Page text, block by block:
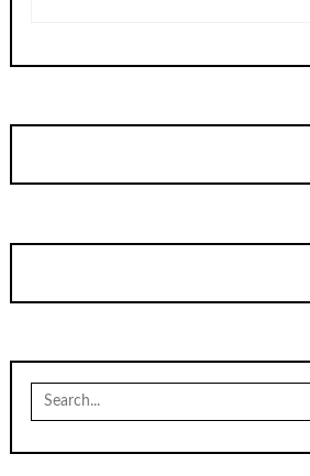
Search
for: